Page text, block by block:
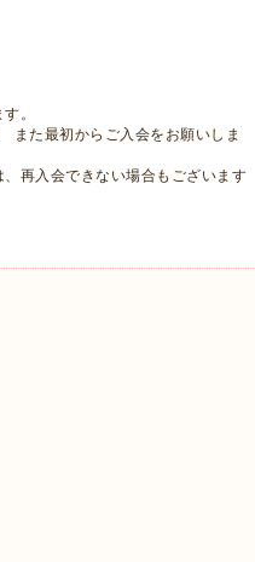
。
た最初からご入会をお願いしま
再入会できない場合もございます